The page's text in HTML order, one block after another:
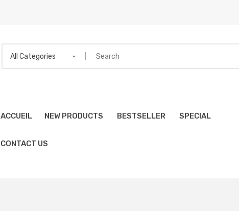
All Categories
ACCUEIL NEW PRODUCTS BESTSELLER SPECIAL
CONTACT US